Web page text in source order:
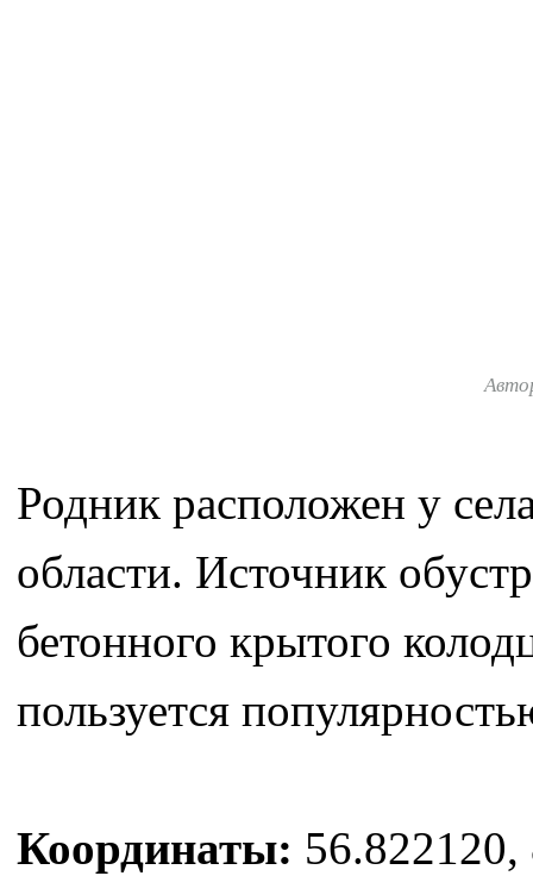
Родник расположен у
области. Источник
бетонного крытого
пользуется
Координаты: 56.822120,